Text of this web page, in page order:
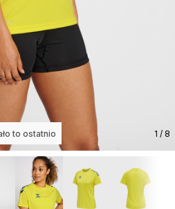
to ostatnio 1 / 8